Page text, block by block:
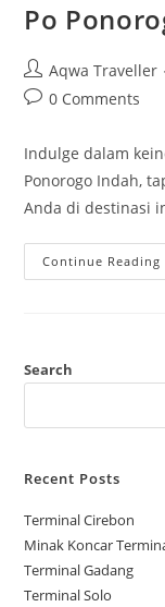
Po
Post
author:
Aqwa Traveller
Post0 Comments
Indulge dalam
Ponorogo Indah,
Anda di destinasi
Continue Reading
Search
Recent Posts
Terminal Cirebon
Minak Koncar
Terminal Gadang
Terminal Solo